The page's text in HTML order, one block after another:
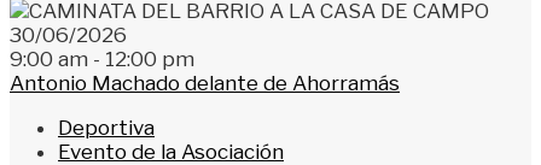
30/06/2026
9:00 am - 12:00 pm
Antonio Machado delante de Ahorramás
Deportiva
Evento de la Asociación